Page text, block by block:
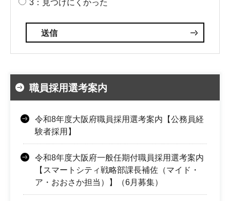
3：見つけにくかった
職員採用選考案内
令和8年度大阪府職員採用選考案内【公務員経
験者採用】
令和8年度大阪府一般任期付職員採用選考案内
【スマートシティ戦略部課長補佐（マイド・
ア・おおさか担当）】（6月募集）